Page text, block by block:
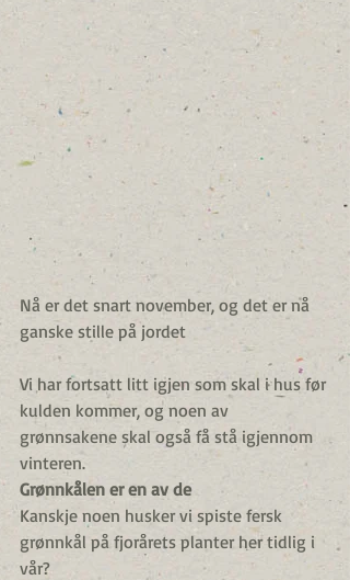
Nå er det snart november, og det er nå
ganske stille på jordet
Vi har fortsatt litt igjen som skal i hus før
kulden kommer, og noen av
grønnsakene skal også få stå igjennom
vinteren.
Grønnkålen er en av de
Kanskje noen husker vi spiste fersk
grønnkål på fjorårets planter her tidlig i
vår?